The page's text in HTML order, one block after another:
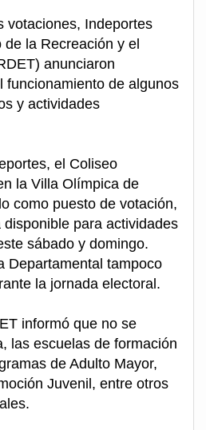
votaciones, Indeportes
la Recreación y el
anunciaron
funcionamiento de algunos
y actividades
el Coliseo
la Villa Olímpica de
como puesto de votación,
para actividades
sábado y domingo.
Departamental tampoco
la jornada electoral.
informó que no se
las escuelas de formación
de Adulto Mayor,
Juvenil, entre otros